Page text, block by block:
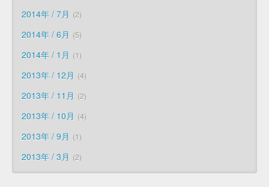
2014年 / 7月 2
2014年 / 6月 5
2014年 / 1月 1
2013年 / 12月 4
2013年 / 11月 2
2013年 / 10月 4
2013年 / 9月 1
2013年 / 3月 2